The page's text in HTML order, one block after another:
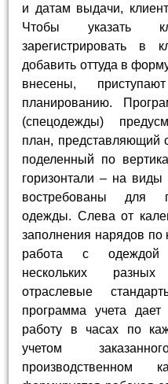
и датам выдачи,
Чтобы указать
зарегистрировать в
добавить оттуда в
внесены,
планированию.
(спецодежды)
план, представляющий
поделенный по
горизонтали – на виды
востребованы для
одежды. Слева от
заполнения нарядов по
работа с одеждой
нескольких
отраслевые
программа учета дает
работу в часах по
учетом
производственном